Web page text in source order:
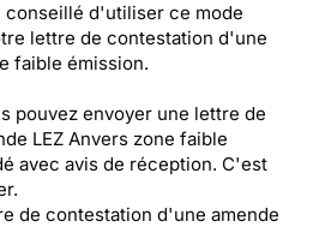
conseillé d'utiliser ce mode
lettre de contestation d'une
faible émission.
pouvez envoyer une lettre de
LEZ Anvers zone faible
avec avis de réception. C'est
de contestation d'une amende